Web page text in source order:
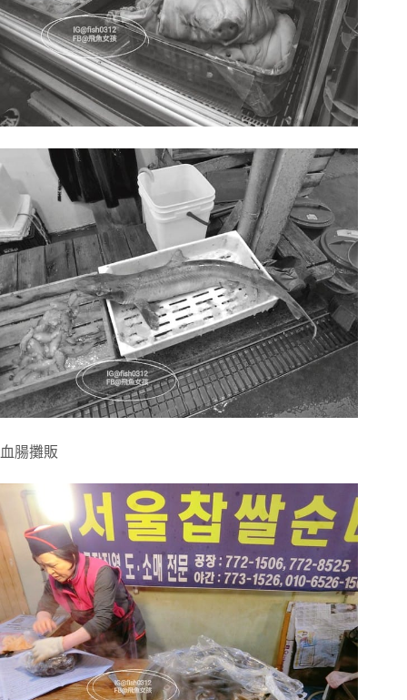
血腸攤販